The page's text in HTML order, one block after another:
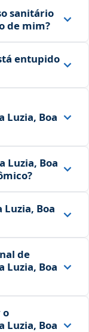
sanitário
de mim?
entupido
Luzia, Boa
Luzia, Boa
Luzia, Boa
de
Luzia, Boa
o
Luzia, Boa